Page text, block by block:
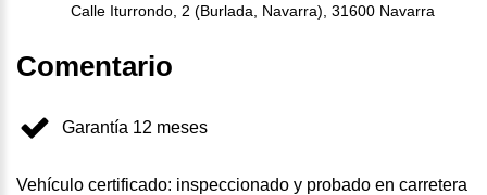
Calle Iturrondo, 2 (Burlada, Navarra), 31600 Navarra
Comentario
Garantía 12 meses
Vehículo certificado: inspeccionado y probado en carretera